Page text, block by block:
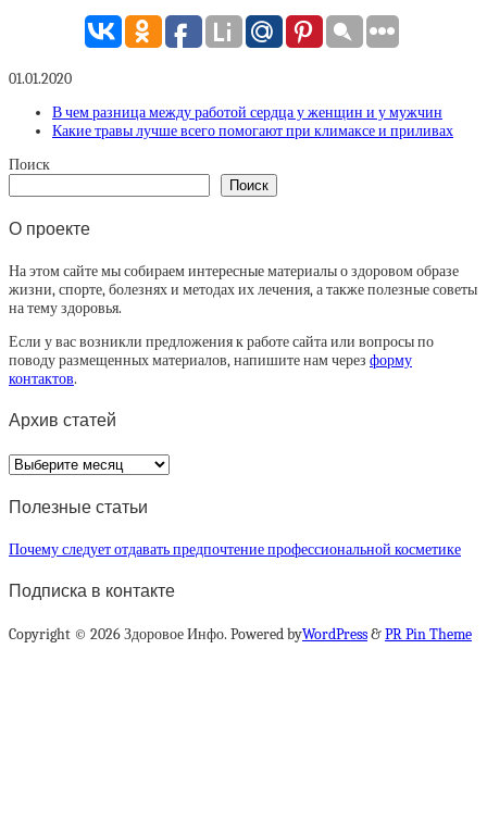
01.01.2020
В чем разница между работой сердца у женщин и у мужчин
Какие травы лучше всего помогают при климаксе и приливах
Поиск
Поиск
О проекте
На этом сайте мы собираем интересные материалы о здоровом образе
жизни, спорте, болезнях и методах их лечения, а также полезные советы
на тему здоровья.
Если у вас возникли предложения к работе сайта или вопросы по
поводу размещенных материалов, напишите нам через форму
контактов.
Архив статей
Архив
статей
Полезные статьи
Почему следует отдавать предпочтение профессиональной косметике
Подписка в контакте
Copyright © 2026 Здоровое Инфо. Powered byWordPress&PR Pin Theme